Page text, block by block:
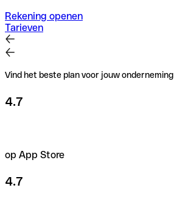
Rekening openen
Tarieven
Vind het beste plan voor jouw onderneming
4.7
op App Store
4.7